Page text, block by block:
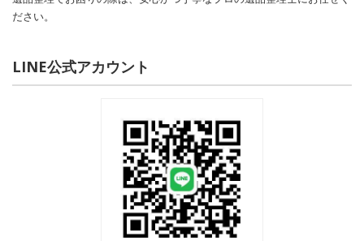
ださい。
LINE公式アカウント